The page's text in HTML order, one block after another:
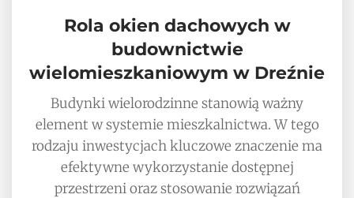
Rola okien dachowych w
budownictwie
wielomieszkaniowym w Dreźnie
Budynki wielorodzinne stanowią ważny
element w systemie mieszkalnictwa. W tego
rodzaju inwestycjach kluczowe znaczenie ma
efektywne wykorzystanie dostępnej
przestrzeni oraz stosowanie rozwiązań